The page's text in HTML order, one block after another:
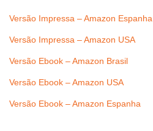
Versão Impressa – Amazon Espanha
Versão Impressa – Amazon USA
Versão Ebook – Amazon Brasil
Versão Ebook – Amazon USA
Versão Ebook – Amazon Espanha